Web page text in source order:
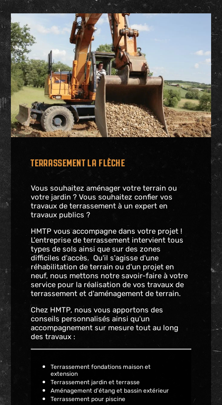
TERRASSEMENT LA FLÈCHE
Vous souhaitez aménager votre terrain ou
votre jardin ? Vous souhaitez confier vos
travaux de terrassement à un expert en
travaux publics ?
HMTP vous accompagne dans votre projet !
L'entreprise de terrassement intervient tous
types de sols ainsi que sur des zones
difficiles d'accès. Qu'il s'agisse d'une
réhabilitation de terrain ou d'un projet en
neuf, nous mettons notre savoir-faire à votre
service pour la réalisation de vos travaux de
terrassement et d'aménagement de terrain.
Chez HMTP, nous vous apportons des
conseils personnalisés ainsi qu'un
accompagnement sur mesure tout au long
des travaux :
Terrassement fondations maison et
extension
Terrassement jardin et terrasse
Aménagement d'étang et bassin extérieur
Terrassement pour piscine